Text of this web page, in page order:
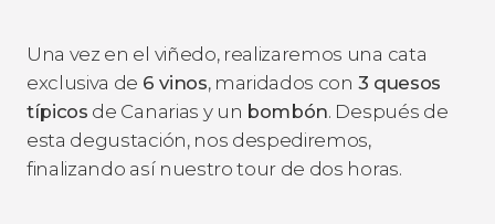
Una vez en el viñedo, realizaremos una cata
exclusiva de 6 vinos, maridados con 3 quesos
típicos de Canarias y un bombón. Después de
esta degustación, nos despediremos,
finalizando así nuestro tour de dos horas.